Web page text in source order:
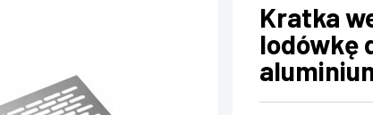
Kratka
lodówkę